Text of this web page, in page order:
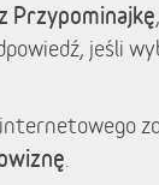
Przypominajkę
jeśli